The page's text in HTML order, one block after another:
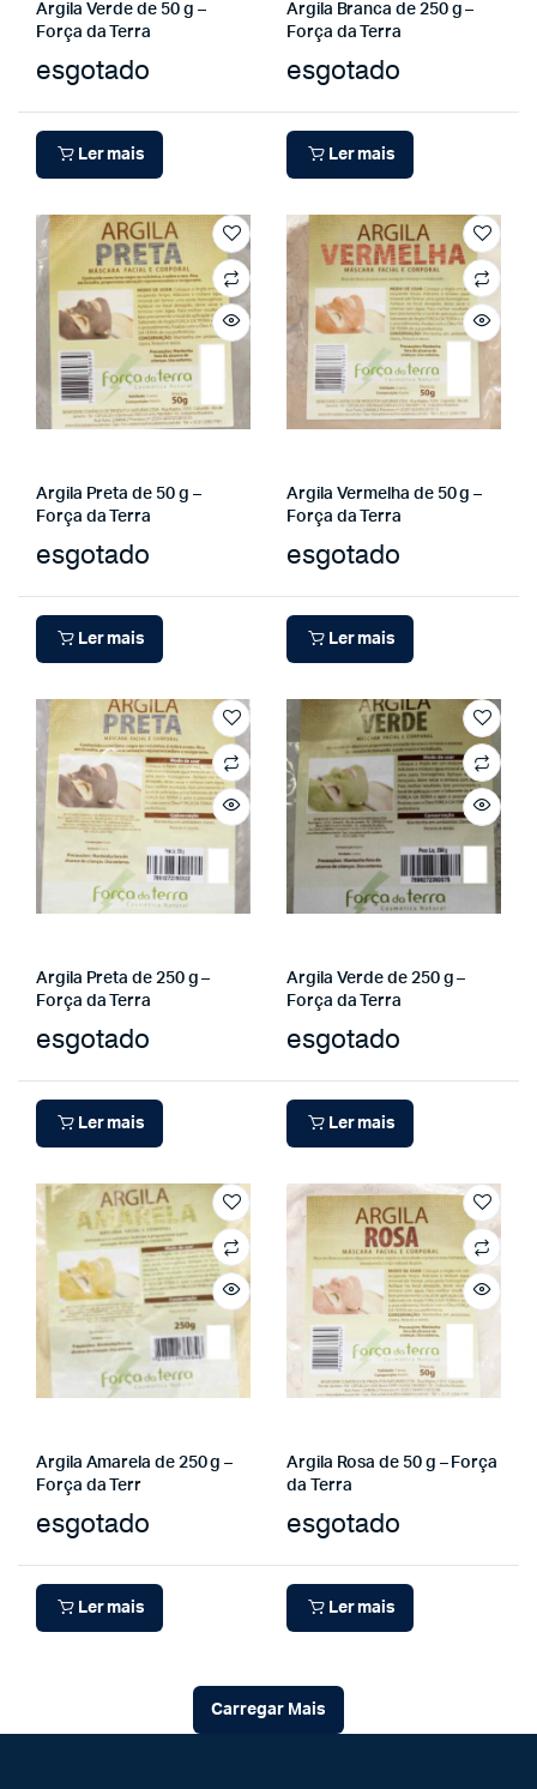
Argila Verde de 50 g –
Força da Terra
esgotado
Ler mais
Argila Branca de 250 g –
Força da Terra
esgotado
Ler mais
Argila Preta de 50 g –
Força da Terra
esgotado
Ler mais
Argila Vermelha de 50 g –
Força da Terra
esgotado
Ler mais
Argila Preta de 250 g –
Força da Terra
esgotado
Ler mais
Argila Verde de 250 g –
Força da Terra
esgotado
Ler mais
Argila Amarela de 250 g –
Força da Terr
esgotado
Ler mais
Argila Rosa de 50 g – Força
da Terra
esgotado
Ler mais
Carregar Mais